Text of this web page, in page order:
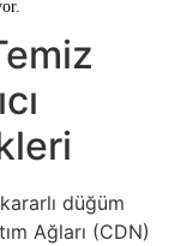
düğüm
Ağları (CDN)